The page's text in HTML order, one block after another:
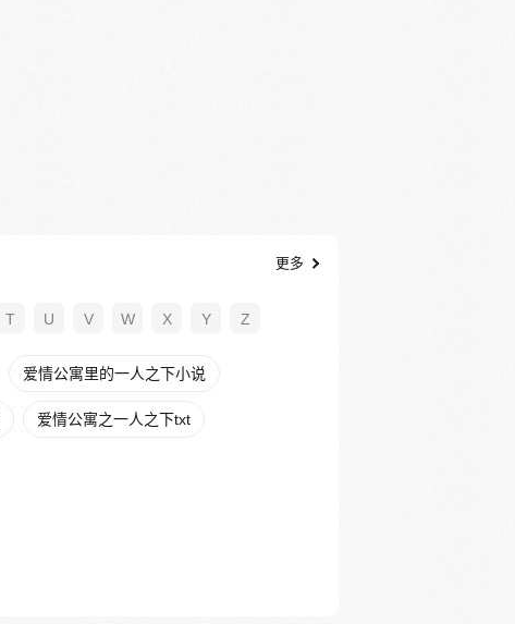
更多
T U V W X Y Z
爱情公寓里的一人之下小说
爱情公寓之一人之下txt